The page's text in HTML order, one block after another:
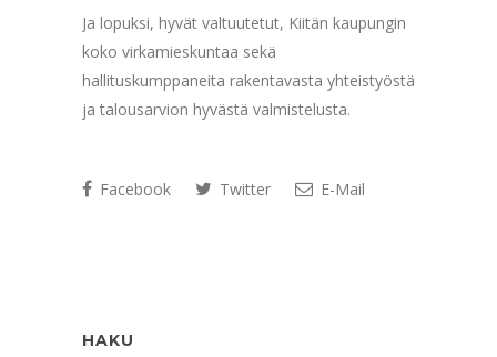
Ja lopuksi, hyvät valtuutetut, Kiitän kaupungin
koko virkamieskuntaa sekä
hallituskumppaneita rakentavasta yhteistyöstä
ja talousarvion hyvästä valmistelusta.
Facebook Twitter E-Mail
HAKU